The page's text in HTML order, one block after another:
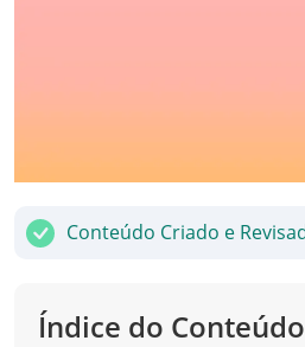
Conteúdo Criado e
Índice do Conteúdo